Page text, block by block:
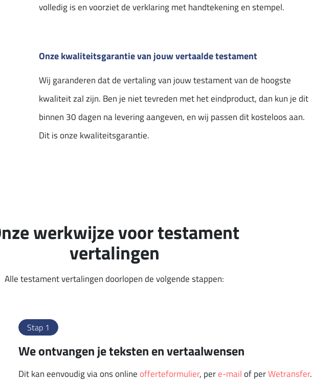
volledig is en voorziet de verklaring met handtekening en stempel.
Onze kwaliteitsgarantie van jouw vertaalde testament
Wij garanderen dat de vertaling van jouw testament van de hoogste
kwaliteit zal zijn. Ben je niet tevreden met het eindproduct, dan kun je dit
binnen 30 dagen na levering aangeven, en wij passen dit kosteloos aan.
Dit is onze kwaliteitsgarantie.
werkwijze voor testament
vertalingen
Alle testament vertalingen doorlopen de volgende stappen:
Stap 1
We ontvangen je teksten en vertaalwensen
Dit kan eenvoudig via ons onlineofferteformulier, pere-mailof perWetransfer.